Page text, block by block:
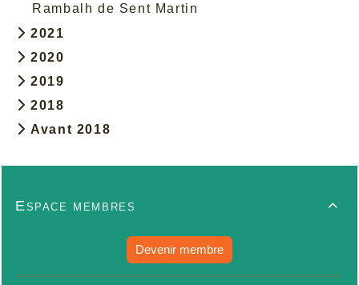
Rambalh de Sent Martin
2021
2020
2019
2018
Avant 2018

Espace membres
Devenir membre